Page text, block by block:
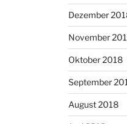
Dezember
November
Oktober 2018
September
August 2018